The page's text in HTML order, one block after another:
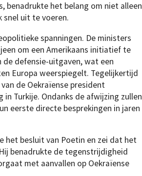
benadrukte het belang om niet alleen
snel uit te voeren.
spanningen. De ministers
om een Amerikaans initiatief te
de defensie-uitgaven, wat een
Europa weerspiegelt. Tegelijkertijd
de Oekraïense president
Turkije. Ondanks de afwijzing zullen
eerste directe besprekingen in jaren
het besluit van Poetin en zei dat het
benadrukte de tegenstrijdigheid
met aanvallen op Oekraïense